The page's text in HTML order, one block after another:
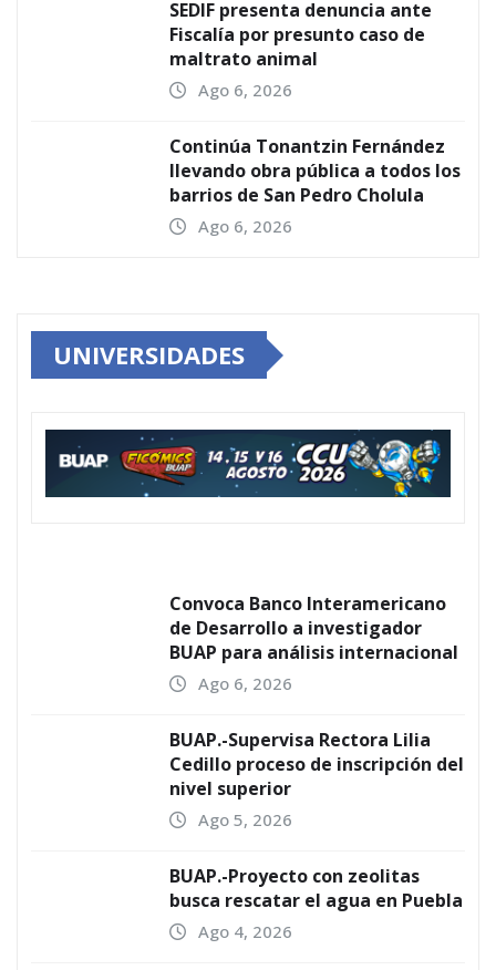
SEDIF presenta denuncia ante
Fiscalía por presunto caso de
maltrato animal
Ago 6, 2026
Continúa Tonantzin Fernández
llevando obra pública a todos los
barrios de San Pedro Cholula
Ago 6, 2026
UNIVERSIDADES
Convoca Banco Interamericano
de Desarrollo a investigador
BUAP para análisis internacional
Ago 6, 2026
BUAP.-Supervisa Rectora Lilia
Cedillo proceso de inscripción del
nivel superior
Ago 5, 2026
BUAP.-Proyecto con zeolitas
busca rescatar el agua en Puebla
Ago 4, 2026